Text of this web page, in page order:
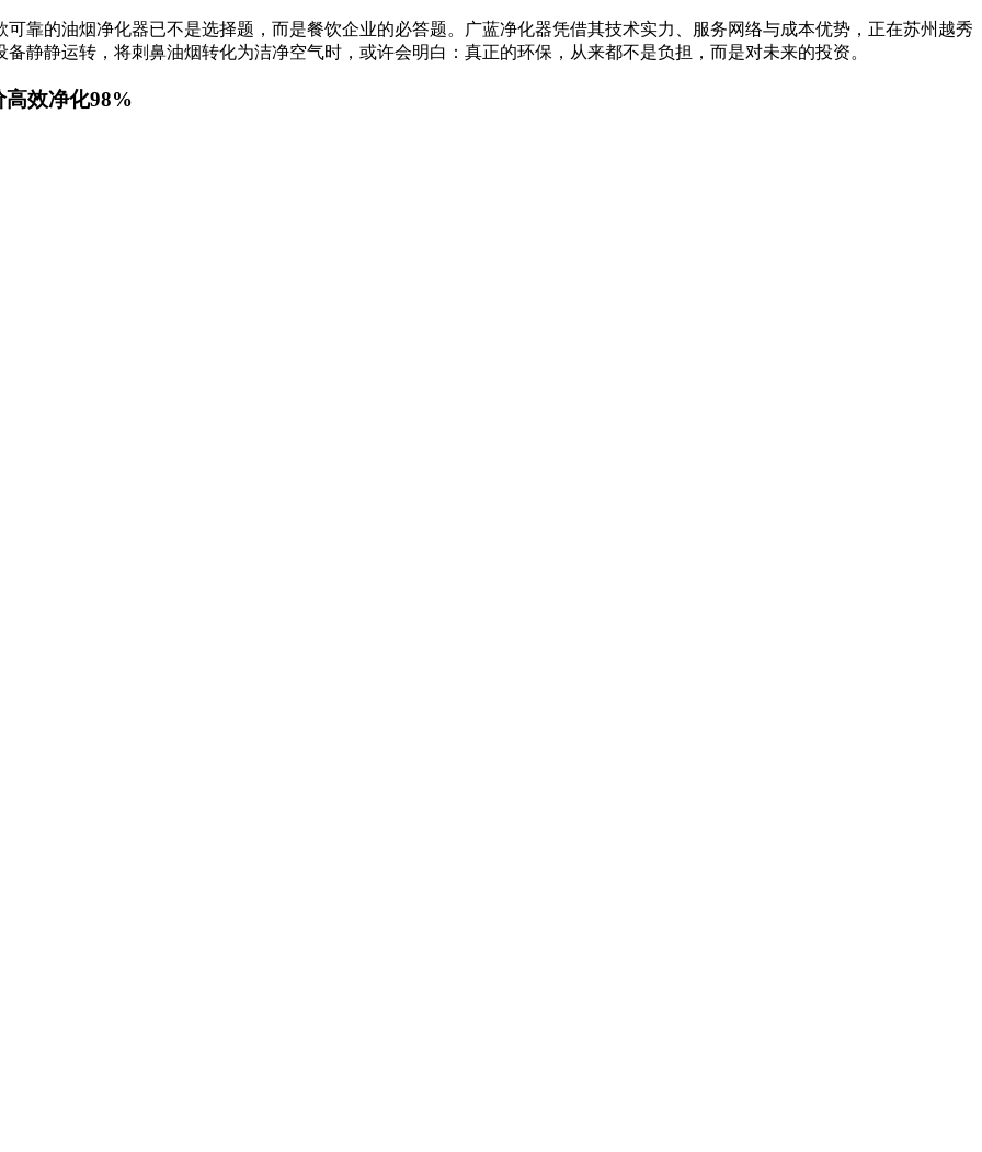
靠的油烟净化器已不是选择题，而是餐饮企业的必答题。广蓝净化器凭借其技术实力、服务网络与成本优势，正在苏州越秀
静静运转，将刺鼻油烟转化为洁净空气时，或许会明白：真正的环保，从来都不是负担，而是对未来的投资。
高效净化98%